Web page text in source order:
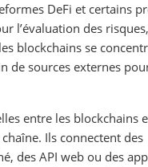
DeFi et certains
l’évaluation des
blockchains se
de sources externes
entre les blockchains
Ils connectent des
des API web ou des